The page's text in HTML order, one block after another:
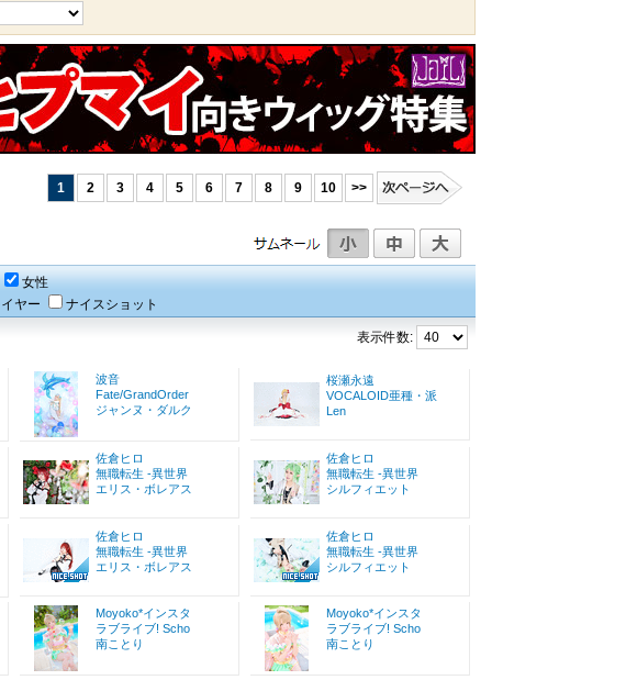
1 2 3 4 5 6 7 8 9 10 >>
女性
ヤー
ナイスショット
表示件数:
波音
Fate/GrandOrder
ジャンヌ・ダルク
桜瀬永遠
VOCALOID亜種・派
Len
佐倉ヒロ
無職転生 -異世界
エリス・ボレアス
佐倉ヒロ
無職転生 -異世界
シルフィエット
佐倉ヒロ
無職転生 -異世界
エリス・ボレアス
佐倉ヒロ
無職転生 -異世界
シルフィエット
Moyoko*インスタ
ラブライブ! Scho
南ことり
Moyoko*インスタ
ラブライブ! Scho
南ことり